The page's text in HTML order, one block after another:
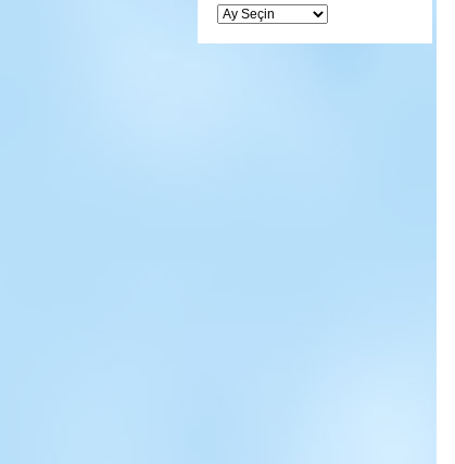
Arxiv